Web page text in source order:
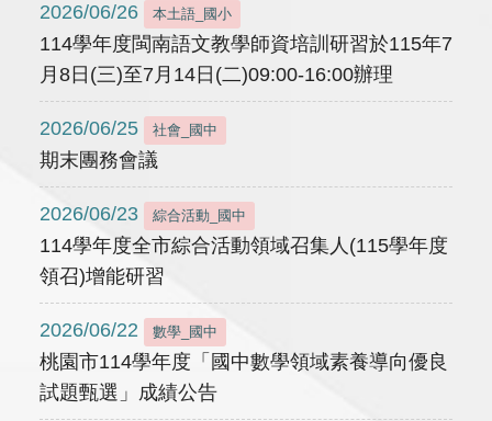
2026/06/26 本土語_國小
114學年度閩南語文教學師資培訓研習於115年7
月8日(三)至7月14日(二)09:00-16:00辦理
2026/06/25 社會_國中
期末團務會議
2026/06/23 綜合活動_國中
114學年度全市綜合活動領域召集人(115學年度
領召)增能研習
2026/06/22 數學_國中
桃園市114學年度「國中數學領域素養導向優良
試題甄選」成績公告